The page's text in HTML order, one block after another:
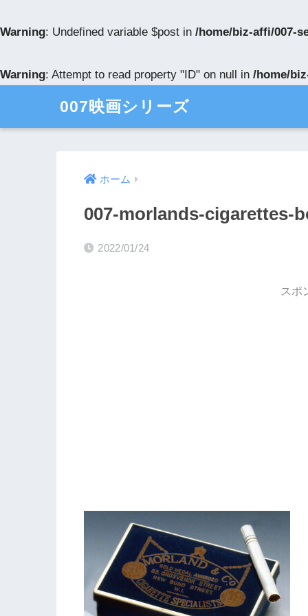
Warning: Undefined variable $post in /home/biz-affi/007-
Warning: Attempt to read property "ID" on null in /home/
007映画シリーズ
ホーム
007-morlands-cigarettes-
2022/01/24
スポ